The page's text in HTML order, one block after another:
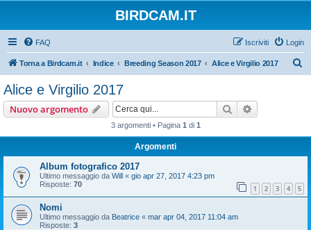
BIRDCAM.IT
FAQ Login
Iscriviti
Torna a Birdcam.it Indice Breeding Season 2017 Alice e Virgilio 2017
Alice e Virgilio 2017
Nuovo argomento Cerca
3 argomenti • Pagina 1 di 1
Argomenti
Album fotografico 2017
Ultimo messaggio da Will « gio apr 27, 2017 4:23 pm
Risposte: 70 1 2 3 4 5
Nomi
Ultimo messaggio da Beatrice « mar apr 04, 2017 11:04 am
Risposte: 3